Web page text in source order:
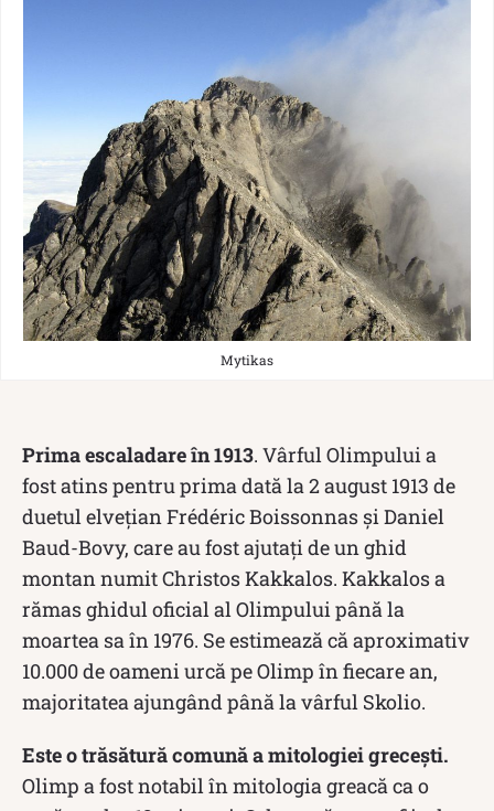
Mytikas
Prima escaladare în 1913. Vârful Olimpului a
fost atins pentru prima dată la 2 august 1913 de
duetul elvețian Frédéric Boissonnas și Daniel
Baud-Bovy, care au fost ajutați de un ghid
montan numit Christos Kakkalos. Kakkalos a
rămas ghidul oficial al Olimpului până la
moartea sa în 1976. Se estimează că aproximativ
10.000 de oameni urcă pe Olimp în fiecare an,
majoritatea ajungând până la vârful Skolio.
Este o trăsătură comună a mitologiei grecești.
Olimp a fost notabil în mitologia greacă ca o